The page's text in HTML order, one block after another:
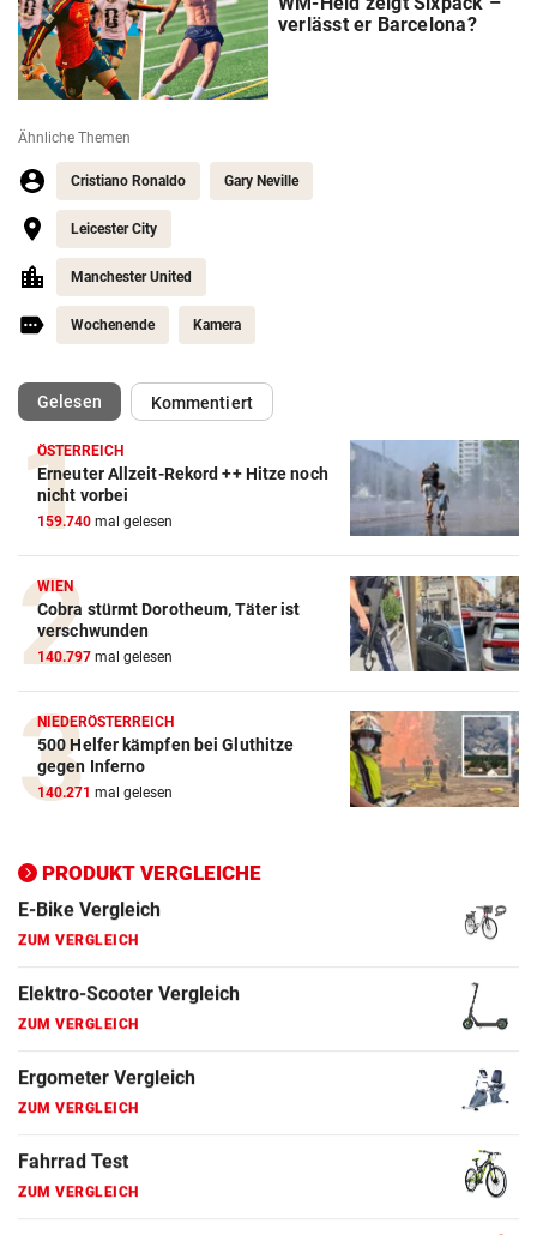
verlässt er Barcelona?
Ähnliche Themen
Cristiano Ronaldo Gary Neville
Leicester City
Manchester United
Wochenende Kamera
Gelesen(ausgewählt)Kommentiert
ÖSTERREICH
Erneuter Allzeit-Rekord ++ Hitze noch
nicht vorbei
159.740 mal gelesen
WIEN
Cobra stürmt Dorotheum, Täter ist
verschwunden
140.797 mal gelesen
NIEDERÖSTERREICH
500 Helfer kämpfen bei Gluthitze
gegen Inferno
140.271 mal gelesen
PRODUKT VERGLEICHE
Action-Cam Vergleich
ZUM VERGLEICH
Crosstrainer Vergleich
ZUM VERGLEICH
E-Bike Vergleich
ZUM VERGLEICH
Elektro-Scooter Vergleich
ZUM VERGLEICH
ZUM VERGLEICH
Fahrrad Test
ZUM VERGLEICH
Fahrradanhänger Vergleich
ZUM VERGLEICH
Faszienrolle Vergleich
ZUM VERGLEICH
Hoverboard Vergleich
ZUM VERGLEICH